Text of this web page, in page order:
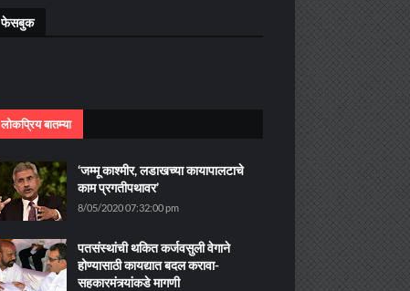
फेसबुक
लोकप्रिय बातम्या
‘जम्मू काश्मीर, लडाखच्या कायापालटाचे
काम प्रगतीपथावर’
8/05/2020 07:32:00 pm
पतसंस्थांची थकित कर्जवसुली वेगाने
होण्यासाठी कायद्यात बदल करावा-
सहकारमंत्र्यांकडे मागणी